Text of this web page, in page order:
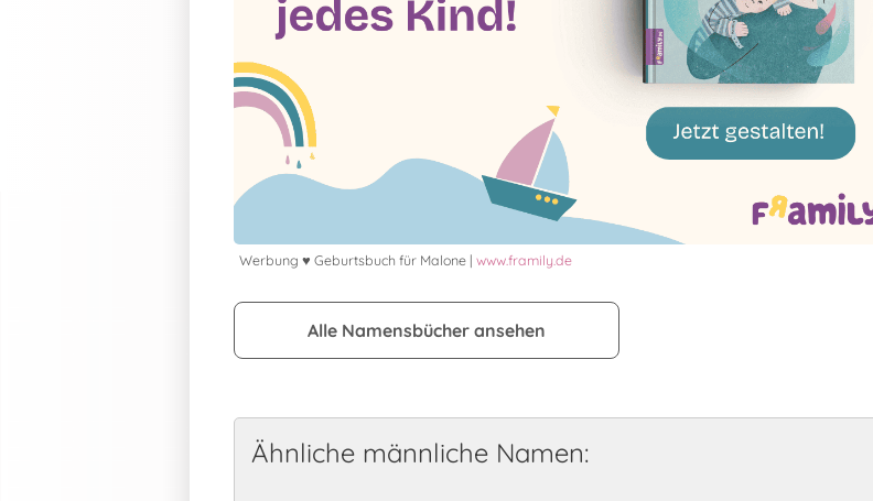
Werbung ♥ Geburtsbuch für Malone | www.framily.de
Alle Namensbücher ansehen
Ähnliche männliche Namen: